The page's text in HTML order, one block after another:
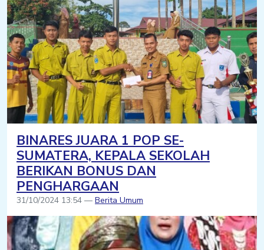
BINARES JUARA 1 POP SE-
SUMATERA, KEPALA SEKOLAH
BERIKAN BONUS DAN
PENGHARGAAN
31/10/2024 13:54 — Berita Umum